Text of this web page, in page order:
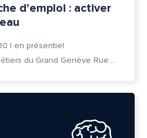
d’emploi : activer
| en présentiel
Cité des Métiers du Grand Genève Rue Prévost-Martin 6 1205 Genève